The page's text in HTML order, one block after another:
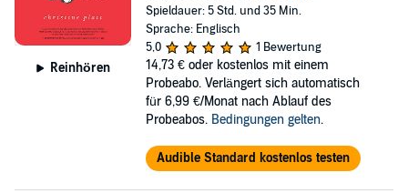
Reinhören
Spieldauer: 5 Std. und 35 Min.
Sprache: Englisch
5,0
1 Bewertung
14,73 € oder kostenlos mit einem
Probeabo. Verlängert sich automatisch
für 6,99 €/Monat nach Ablauf des
Probeabos. Bedingungen gelten.
Audible Standard kostenlos testen